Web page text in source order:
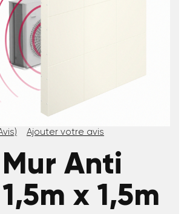
Ajouter votre avis
Anti
x 1,5m